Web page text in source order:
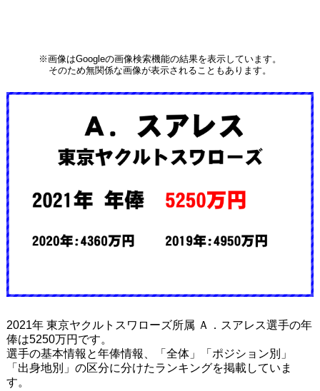
※画像はGoogleの画像検索機能の結果を表示しています。
そのため無関係な画像が表示されることもあります。
2021年 東京ヤクルトスワローズ所属 Ａ．スアレス選手の年
俸は5250万円です。
選手の基本情報と年俸情報、「全体」「ポジション別」
「出身地別」の区分に分けたランキングを掲載していま
す。